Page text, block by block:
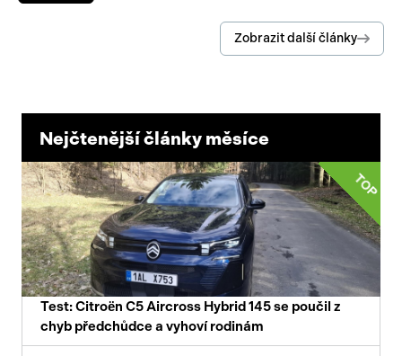
Zobrazit další články
Nejčtenější články měsíce
TOP
Test: Citroën C5 Aircross Hybrid 145 se poučil z
chyb předchůdce a vyhoví rodinám